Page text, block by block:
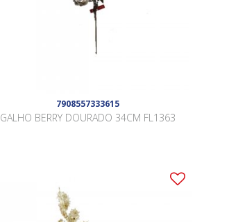
7908557333615
GALHO BERRY DOURADO 34CM FL1363